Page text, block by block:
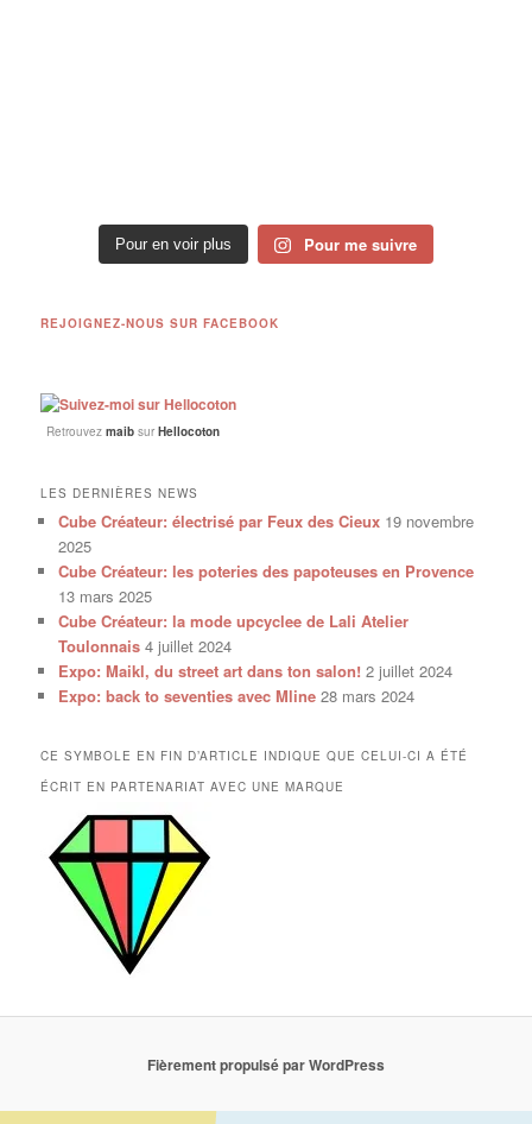
Pour en voir plus Pour me suivre
REJOIGNEZ-NOUS SUR FACEBOOK
Retrouvezmaib surHellocoton
LES DERNIÈRES NEWS
Cube Créateur: électrisé par Feux des Cieux 19 novembre
2025
Cube Créateur: les poteries des papoteuses en Provence
13 mars 2025
Cube Créateur: la mode upcyclee de Lali Atelier
Toulonnais 4 juillet 2024
Expo: Maikl, du street art dans ton salon! 2 juillet 2024
Expo: back to seventies avec Mline 28 mars 2024
CE SYMBOLE EN FIN D’ARTICLE INDIQUE QUE CELUI-CI A ÉTÉ
ÉCRIT EN PARTENARIAT AVEC UNE MARQUE
Fièrement propulsé par WordPress